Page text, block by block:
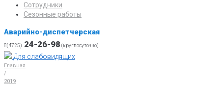
Сотрудники
Сезонные работы
Аварийно-диспетчерская
8(4725) 24-26-98 (круглосуточно)
Для слабовидящих
Главная
/
2019